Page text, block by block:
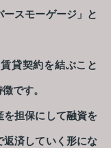
ースモーゲージ」と
貸契約を結ぶこと
です。
を担保にして融資を
返済していく形にな